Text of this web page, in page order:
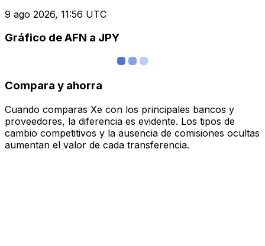
9 ago 2026, 11:56 UTC
Gráfico de AFN a JPY
Compara y ahorra
Cuando comparas Xe con los principales bancos y
proveedores, la diferencia es evidente. Los tipos de
cambio competitivos y la ausencia de comisiones ocultas
aumentan el valor de cada transferencia.